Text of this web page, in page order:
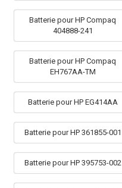
Batterie pour HP Compaq
404888-241
Batterie pour HP Compaq
EH767AA-TM
Batterie pour HP EG414AA
Batterie pour HP 361855-001
Batterie pour HP 395753-002